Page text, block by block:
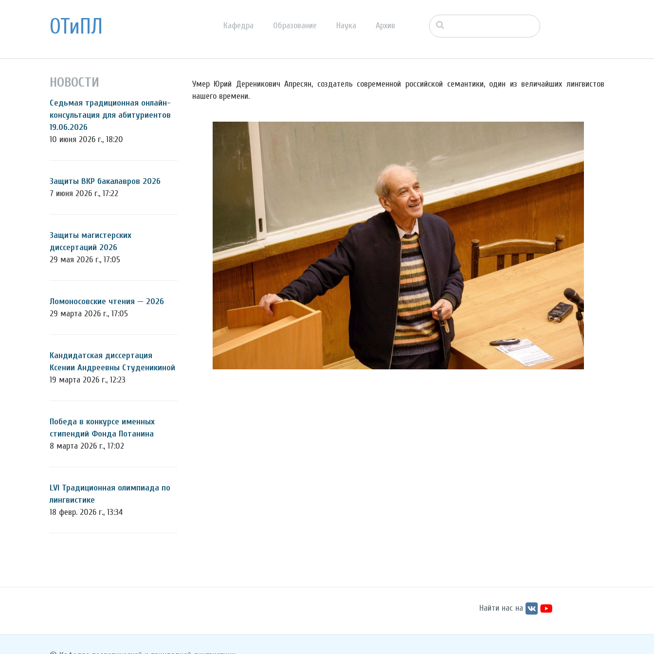
ОТиПЛ Кафедра Образование Наука Архив
НОВОСТИ
Седьмая традиционная онлайн-
консультация для абитуриентов
19.06.2026
10 июня 2026 г., 18:20
Защиты ВКР бакалавров 2026
7 июня 2026 г., 17:22
Защиты магистерских
диссертаций 2026
29 мая 2026 г., 17:05
Ломоносовские чтения — 2026
29 марта 2026 г., 17:05
Кандидатская диссертация
Ксении Андреевны Студеникиной
19 марта 2026 г., 12:23
Победа в конкурсе именных
стипендий Фонда Потанина
8 марта 2026 г., 17:02
LVI Традиционная олимпиада по
лингвистике
18 февр. 2026 г., 13:34
Умер Юрий Дереникович Апресян, создатель современной российской семантики, один из величайших лингвистов
нашего времени.
Найти нас на